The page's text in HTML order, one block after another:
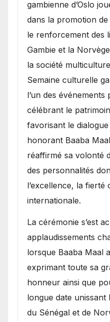
gambienne d’Oslo
dans la promotion
le renforcement des
Gambie et la
la société
Semaine culturelle
l’un des événements
célébrant le
favorisant le
honorant Baaba
réaffirmé sa volonté
des personnalités
l’excellence, la fierté
internationale.
​La cérémonie s’est
applaudissements
lorsque Baaba Maal
exprimant toute sa
honneur ainsi que
longue date unissant
du Sénégal et de